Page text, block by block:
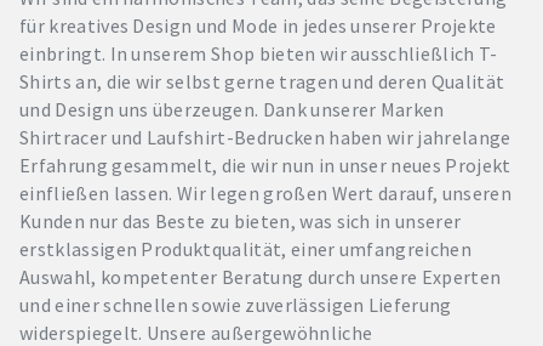
für kreatives Design und Mode in jedes unserer Projekte
einbringt. In unserem Shop bieten wir ausschließlich T-
Shirts an, die wir selbst gerne tragen und deren Qualität
und Design uns überzeugen. Dank unserer Marken
Shirtracer und Laufshirt-Bedrucken haben wir jahrelange
Erfahrung gesammelt, die wir nun in unser neues Projekt
einfließen lassen. Wir legen großen Wert darauf, unseren
Kunden nur das Beste zu bieten, was sich in unserer
erstklassigen Produktqualität, einer umfangreichen
Auswahl, kompetenter Beratung durch unsere Experten
und einer schnellen sowie zuverlässigen Lieferung
widerspiegelt. Unsere außergewöhnliche